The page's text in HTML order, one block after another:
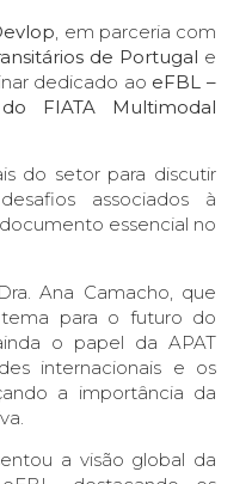
, em parceria com
de Portugal e
dedicado ao eFBL –
FIATA Multimodal
do setor para discutir
associados à
essencial no
Ana Camacho, que
para o futuro do
o papel da APAT
internacionais e os
a importância da
a visão global da